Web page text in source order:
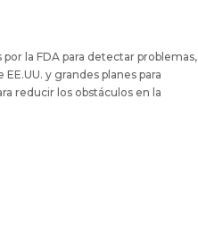
la FDA para detectar problemas,
y grandes planes para
reducir los obstáculos en la